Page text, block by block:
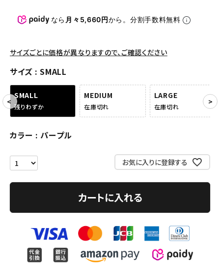
アクセサリー
COLLABORATION BRAND
SEASON
CONTENTS
ようこそ ゲスト 様
meeting_room ログイン person 会員登録
なら 月々5,660円から。分割手数料無料
サイズごとに価格が異なりますので、ご確認ください
サイズ SMALL
SMALL
残りわずか
MEDIUM
在庫切れ
LARGE
在庫切れ
カラー パープル
お気に入りに登録する
カートに入れる